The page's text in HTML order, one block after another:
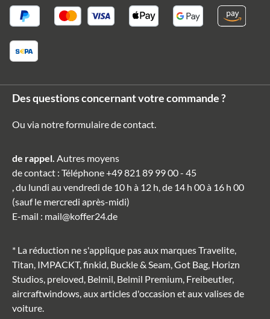
Des questions concernant votre commande ?
Ou via notre formulaire de contact.
de rappel. Autres moyens
de contact : Téléphone+49 821 89 99 00 - 45
, du lundi au vendredi de 10 h à 12 h, de 14 h 00 à 16 h 00
(sauf le mercredi après-midi)
E-mail : mail@koffer24.de
* La réduction ne s'applique pas aux marques Travelite,
Titan, IMPACKT, finkid, Buckle & Seam, Got Bag, Horizn
Studios, preloved, Belmil, Belmil Premium, Freibeutler,
aircraftwindows, aux articles d'occasion et aux valises de
voiture.